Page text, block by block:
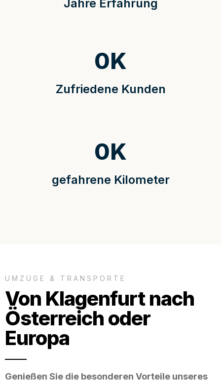
Jahre Erfahrung
Zufriedene Kunden
0K
gefahrene Kilometer
0K
UMZÜGE & TRANSPORTE
Von Klagenfurt nach
Österreich oder
Europa
Genießen Sie die besonderen Vorteile unseres